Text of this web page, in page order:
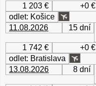
1 203 €
+0 €
odlet: Košice
11.08.2026
15 dní
1 742 €
+0 €
odlet: Bratislava
13.08.2026
8 dní